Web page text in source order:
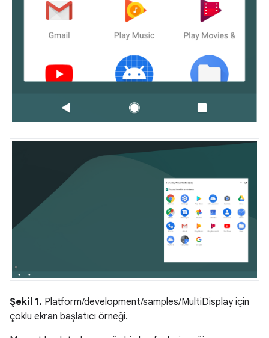
Şekil 1. Platform/development/samples/MultiDisplay için
çoklu ekran başlatıcı örneği.